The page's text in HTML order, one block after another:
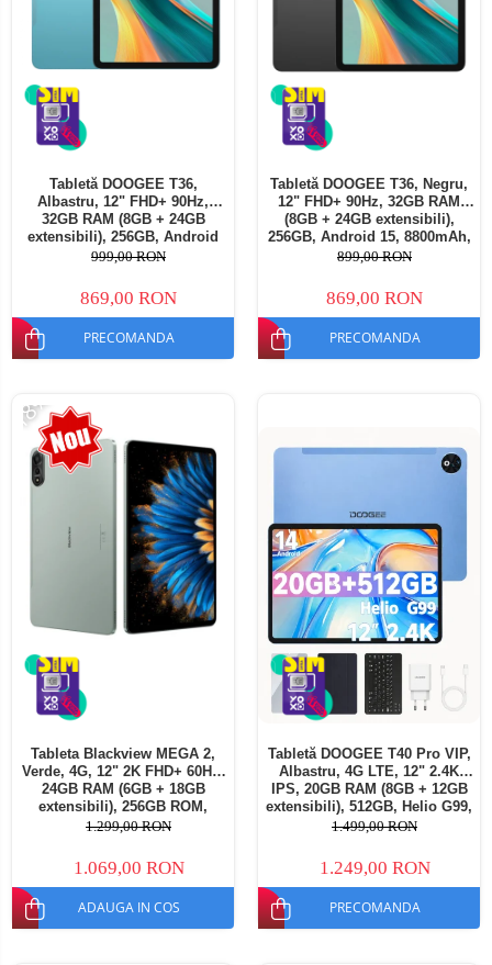
Tabletă DOOGEE T36,
Albastru, 12" FHD+ 90Hz,
32GB RAM (8GB + 24GB
extensibili), 256GB, Android
15, 8800mAh, Dual SIM
999,00 RON
869,00 RON
PRECOMANDA
Tabletă DOOGEE T36, Negru,
12" FHD+ 90Hz, 32GB RAM
(8GB + 24GB extensibili),
256GB, Android 15, 8800mAh,
Dual SIM
899,00 RON
869,00 RON
PRECOMANDA
-18%
Tableta Blackview MEGA 2,
Verde, 4G, 12" 2K FHD+ 60Hz,
24GB RAM (6GB + 18GB
extensibili), 256GB ROM,
Android 15, Unisoc T615,
Stylus, Face Unlock, Dual SIM
1.299,00 RON
1.069,00 RON
ADAUGA IN COS
Tabletă DOOGEE T40 Pro VIP,
Albastru, 4G LTE, 12" 2.4K
IPS, 20GB RAM (8GB + 12GB
extensibili), 512GB, Helio G99,
10800mAh, 33W, Android 14,
1.499,00 RON
1.249,00 RON
PRECOMANDA